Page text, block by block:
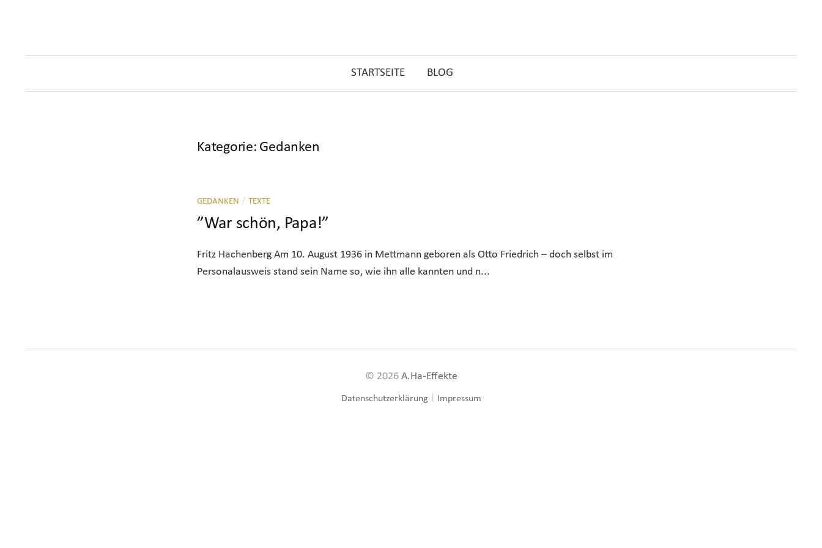
STARTSEITE BLOG
Kategorie: Gedanken
GEDANKEN / TEXTE
”War schön, Papa!”
Fritz Hachenberg Am 10. August 1936 in Mettmann geboren als Otto Friedrich – doch selbst im
Personalausweis stand sein Name so, wie ihn alle kannten und n...
© 2026 A.Ha-Effekte
Datenschutzerklärung Impressum